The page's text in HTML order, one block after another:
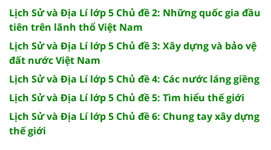
Lịch Sử và Địa Lí lớp 5 Chủ đề 2: Những quốc gia đầu
tiên trên lãnh thổ Việt Nam
Lịch Sử và Địa Lí lớp 5 Chủ đề 3: Xây dựng và bảo vệ
đất nước Việt Nam
Lịch Sử và Địa Lí lớp 5 Chủ đề 4: Các nước láng giềng
Lịch Sử và Địa Lí lớp 5 Chủ đề 5: Tìm hiểu thế giới
Lịch Sử và Địa Lí lớp 5 Chủ đề 6: Chung tay xây dựng
thế giới